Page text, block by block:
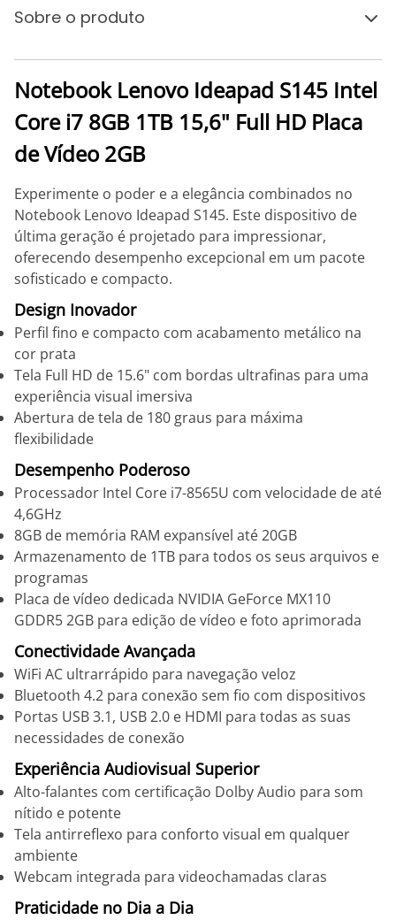
Sobre o produto
Notebook Lenovo Ideapad S145 Intel
Core i7 8GB 1TB 15,6" Full HD Placa
de Vídeo 2GB
Experimente o poder e a elegância combinados no
Notebook Lenovo Ideapad S145. Este dispositivo de
última geração é projetado para impressionar,
oferecendo desempenho excepcional em um pacote
sofisticado e compacto.
Design Inovador
Perfil fino e compacto com acabamento metálico na
cor prata
Tela Full HD de 15.6" com bordas ultrafinas para uma
experiência visual imersiva
Abertura de tela de 180 graus para máxima
flexibilidade
Desempenho Poderoso
Processador Intel Core i7-8565U com velocidade de até
4,6GHz
8GB de memória RAM expansível até 20GB
Armazenamento de 1TB para todos os seus arquivos e
programas
Placa de vídeo dedicada NVIDIA GeForce MX110
GDDR5 2GB para edição de vídeo e foto aprimorada
Conectividade Avançada
WiFi AC ultrarrápido para navegação veloz
Bluetooth 4.2 para conexão sem fio com dispositivos
Portas USB 3.1, USB 2.0 e HDMI para todas as suas
necessidades de conexão
Experiência Audiovisual Superior
Alto-falantes com certificação Dolby Audio para som
nítido e potente
Tela antirreflexo para conforto visual em qualquer
ambiente
Webcam integrada para videochamadas claras
Praticidade no Dia a Dia